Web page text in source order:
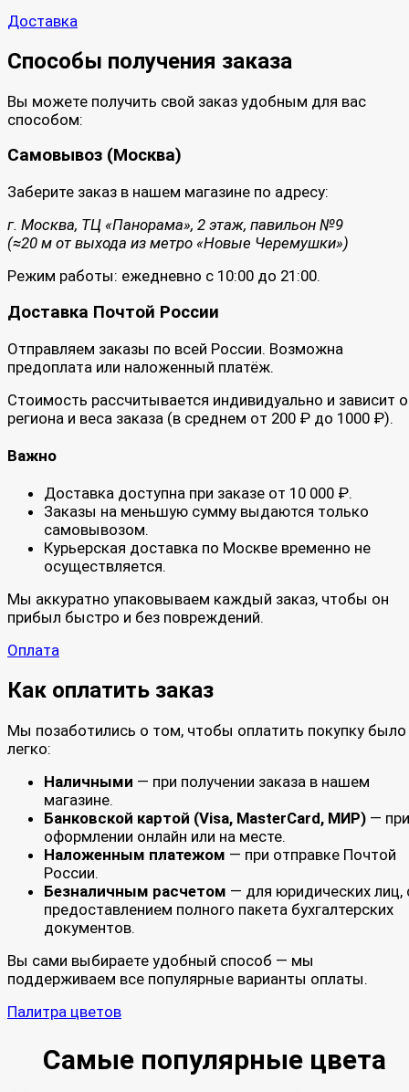
Доставка
Способы получения заказа
Вы можете получить свой заказ удобным для вас
способом:
Самовывоз (Москва)
Заберите заказ в нашем магазине по адресу:
г. Москва, ТЦ «Панорама», 2 этаж, павильон №9
(≈20 м от выхода из метро «Новые Черемушки»)
Режим работы: ежедневно с 10:00 до 21:00.
Доставка Почтой России
Отправляем заказы по всей России. Возможна
предоплата или наложенный платёж.
Стоимость рассчитывается индивидуально и зависит
региона и веса заказа (в среднем от 200 ₽ до 1000 ₽).
Важно
Доставка доступна при заказе от 10 000 ₽.
Заказы на меньшую сумму выдаются только
самовывозом.
Курьерская доставка по Москве временно не
осуществляется.
Мы аккуратно упаковываем каждый заказ, чтобы он
прибыл быстро и без повреждений.
Оплата
Как оплатить заказ
Мы позаботились о том, чтобы оплатить покупку было
легко:
Наличными — при получении заказа в нашем
магазине.
Банковской картой (Visa, MasterCard, МИР) — при
оформлении онлайн или на месте.
Наложенным платежом — при отправке Почтой
России.
Безналичным расчетом — для юридических лиц,
предоставлением полного пакета бухгалтерских
документов.
Вы сами выбираете удобный способ — мы
поддерживаем все популярные варианты оплаты.
Палитра цветов
Самые популярные цвета